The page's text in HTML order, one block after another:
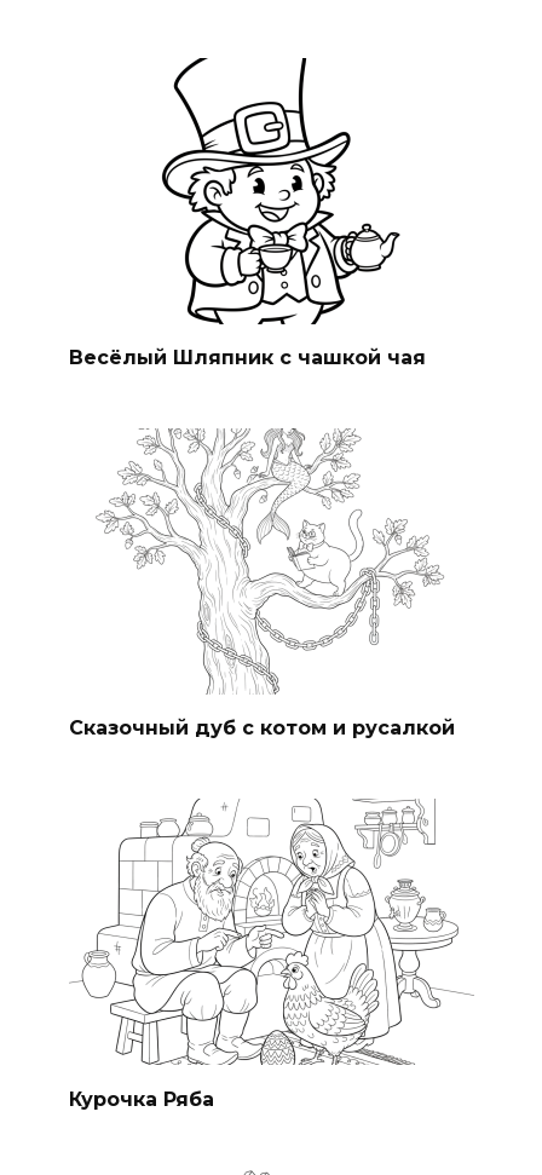
Весёлый Шляпник с чашкой чая
Сказочный дуб с котом и русалкой
Курочка Ряба